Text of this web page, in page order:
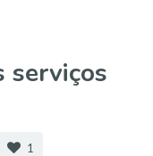
serviços
1